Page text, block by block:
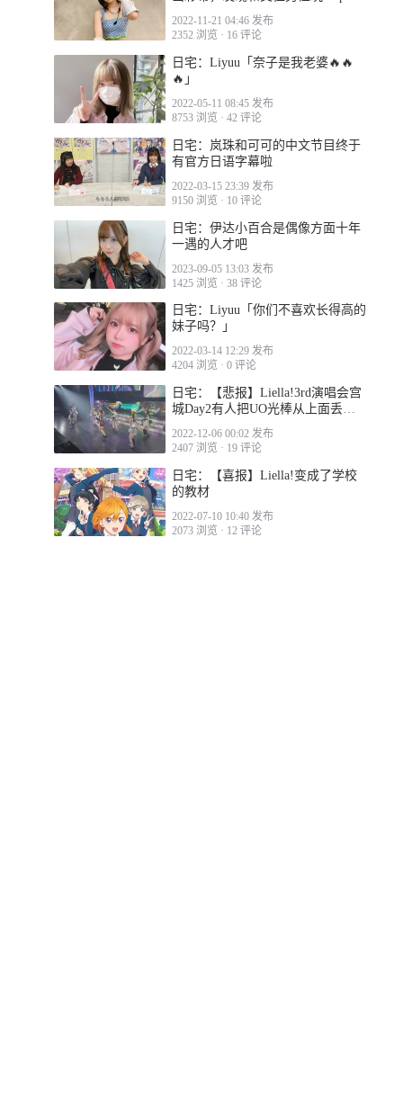
变态play的证据www
2022-11-21 04:46 发布
2352 浏览 · 16 评论
日宅：Liyuu「奈子是我老婆🔥🔥
🔥」
2022-05-11 08:45 发布
8753 浏览 · 42 评论
日宅：岚珠和可可的中文节目终于
有官方日语字幕啦
2022-03-15 23:39 发布
9150 浏览 · 10 评论
日宅：伊达小百合是偶像方面十年
一遇的人才吧
2023-09-05 13:03 发布
1425 浏览 · 38 评论
日宅：Liyuu「你们不喜欢长得高的
妹子吗？」
2022-03-14 12:29 发布
4204 浏览 · 0 评论
日宅：【悲报】Liella!3rd演唱会宫
城Day2有人把UO光棒从上面丢下
2022-12-06 00:02 发布
2407 浏览 · 19 评论
日宅：【喜报】Liella!变成了学校
的教材
2022-07-10 10:40 发布
2073 浏览 · 12 评论